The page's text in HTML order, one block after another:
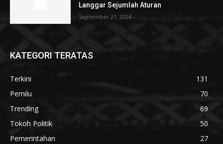
Langgar Sejumlah Aturan
September 21, 2024
KATEGORI TERATAS
Terkini
131
Pemilu
70
Trending
69
Tokoh Politik
50
Pemerintahan
27